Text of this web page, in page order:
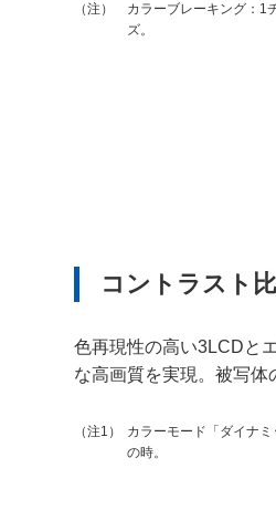
（注）
カラーブレーキング：1
ズ。
コントラスト
色再現性の高い3LCDと
な高画質を実現。被写体
（注1）
カラーモード「ダイナ
の時。